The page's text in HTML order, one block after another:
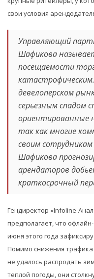
свои условия
Управляющий
Шафикова
посещаемости
девелоперском
серьезным спадом
ориентированные
так как многие
своим
Шафикова
арендаторов
краткосрочный
Гендиректор «Infoline-
предполагает, что
июня этого года
Помимо снижения трафика
не удалось распродать
теплой погоды, они